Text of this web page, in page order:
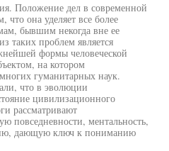
Положение дел в современной
что она уделяет все более
бывшим некогда вне ее
таких проблем является
формы человеческой
на котором
гуманитарных наук.
что в эволюции
цивилизационного
рассматривают
повседневности, ментальность,
дающую ключ к пониманию